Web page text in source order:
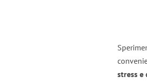
stress e